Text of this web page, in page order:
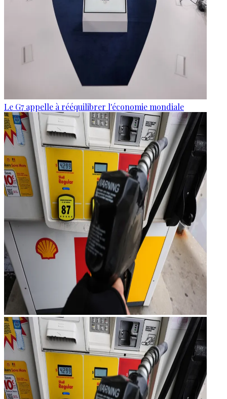
Le G7 appelle à rééquilibrer l'économie mondiale